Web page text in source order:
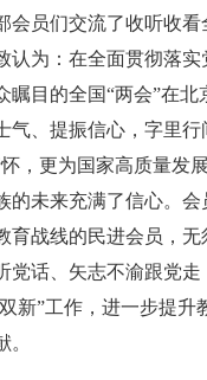
会员们交流了收听收看
认为：在全面贯彻落实
瞩目的全国“两会”在北
气、提振信心，字里行
，更为国家高质量发
的未来充满了信心。会
育战线的民进会员，无
党话、矢志不渝跟党走
新”工作，进一步提升